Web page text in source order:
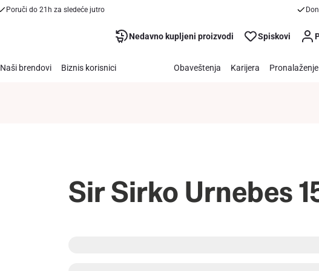
Poruči do 21h za sledeće jutro
Nedavno kupljeni proizvodi Spiskovi
Naši brendovi Biznis korisnici Obaveštenja Karijera
Sir Sirko Urnebes